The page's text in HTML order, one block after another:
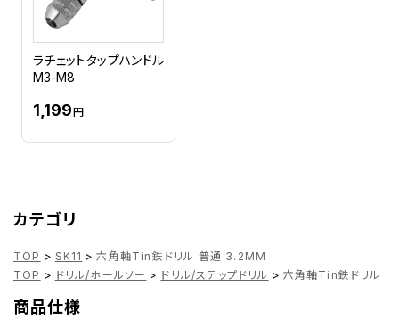
ラチェットタップハンドル
M3-M8
1,199円
カテゴリ
TOP > SK11 > 六角軸Tin鉄ドリル 普通 3.2MM
TOP > ドリル/ホールソー > ドリル/ステップドリル > 六角軸Tin鉄ドリル
商品仕様